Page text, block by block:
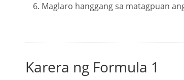
Maglaro hanggang sa matagpuan
Karera ng Formula 1